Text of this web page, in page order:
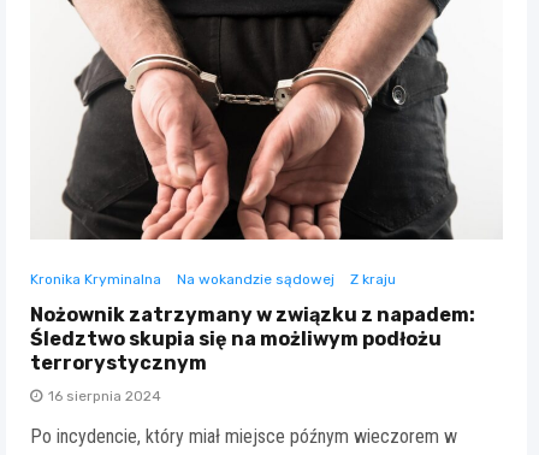
Kronika Kryminalna Na wokandzie sądowej Z kraju
Nożownik zatrzymany w związku z napadem:
Śledztwo skupia się na możliwym podłożu
terrorystycznym
16 sierpnia 2024
Po incydencie, który miał miejsce późnym wieczorem w